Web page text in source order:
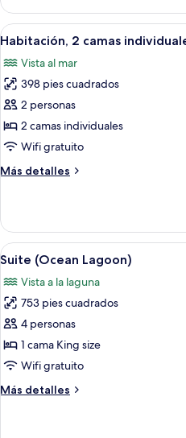
al
océano
1
cama
King
frente
al
Abrir
todas
las
fotos
de
Habitación,
2
individuales,
océano
12
Habitación, 2 camas
Vista al mar
398 pies cuadrados
2 personas
2 camas individuales
Wifi gratuito
Más detalles
Más
2
camas
individuales,
al
océano
Abrir
todas
las
fotos
de
Suite
(Ocean
12
Suite (Ocean Lagoon)
Vista a la laguna
753 pies cuadrados
4 personas
1 cama King size
Wifi gratuito
Más detalles
Más